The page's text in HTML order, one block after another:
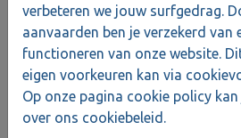
Op de
blijven
verbeteren we jouw surfgedrag.
aanvaarden ben je verzekerd van
functioneren van onze website.
eigen voorkeuren kan via
Op onze pagina cookie policy
over ons cookiebeleid.